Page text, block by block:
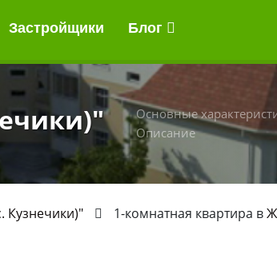
Застройщики Блог
Основные
Описание
Кузнечики)" 1-комнатная квартира в